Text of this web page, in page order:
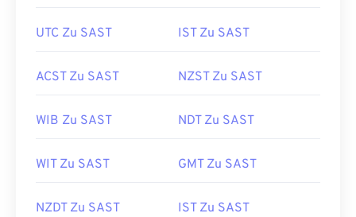
UTC Zu SAST IST Zu SAST
ACST Zu SAST NZST Zu SAST
WIB Zu SAST NDT Zu SAST
WIT Zu SAST GMT Zu SAST
NZDT Zu SAST IST Zu SAST